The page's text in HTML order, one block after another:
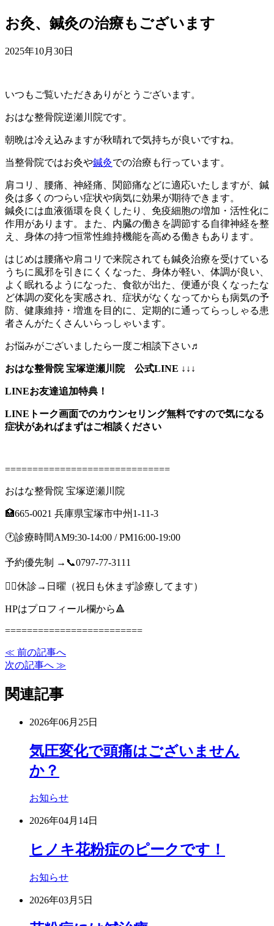
お灸、鍼灸の治療もございます
2025年10月30日
いつもご覧いただきありがとうございます。
おはな整骨院逆瀬川院です。
朝晩は冷え込みますが秋晴れで気持ちが良いですね。
当整骨院ではお灸や鍼灸での治療も行っています。
肩コリ、腰痛、神経痛、関節痛などに適応いたしますが、鍼
灸は多くのつらい症状や病気に効果が期待できます。
鍼灸には血液循環を良くしたり、免疫細胞の増加・活性化に
作用があります。また、内臓の働きを調節する自律神経を整
え、身体の持つ恒常性維持機能を高める働きもあります。
はじめは腰痛や肩コリで来院されても鍼灸治療を受けている
うちに風邪を引きにくくなった、身体が軽い、体調が良い、
よく眠れるようになった、食欲が出た、便通が良くなったな
ど体調の変化を実感され、症状がなくなってからも病気の予
防、健康維持・増進を目的に、定期的に通ってらっしゃる患
者さんがたくさんいらっしゃいます。
お悩みがございましたら一度ご相談下さい♬
おはな整骨院 宝塚逆瀬川院 公式LINE ↓↓↓
LINEお友達追加特典！
LINEトーク画面でのカウンセリング無料ですので気になる
症状があればまずはご相談ください
==============================
おはな整骨院 宝塚逆瀬川院
🏥665-0021 兵庫県宝塚市中州1-11-3
🕐診療時間AM9:30-14:00 / PM16:00-19:00
予約優先制 →📞0797-77-3111
🙇‍♂️休診→日曜（祝日も休まず診療してます）
HPはプロフィール欄から🔺
=========================
≪ 前の記事へ
次の記事へ ≫
関連記事
2026年06月25日
気圧変化で頭痛はございません
か？
お知らせ
2026年04月14日
ヒノキ花粉症のピークです！
お知らせ
2026年03月5日